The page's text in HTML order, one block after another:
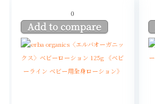
0
Add to compare